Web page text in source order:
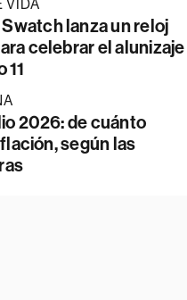
VIDA
lanza un reloj
celebrar el alunizaje
11
2026: de cuánto
según las